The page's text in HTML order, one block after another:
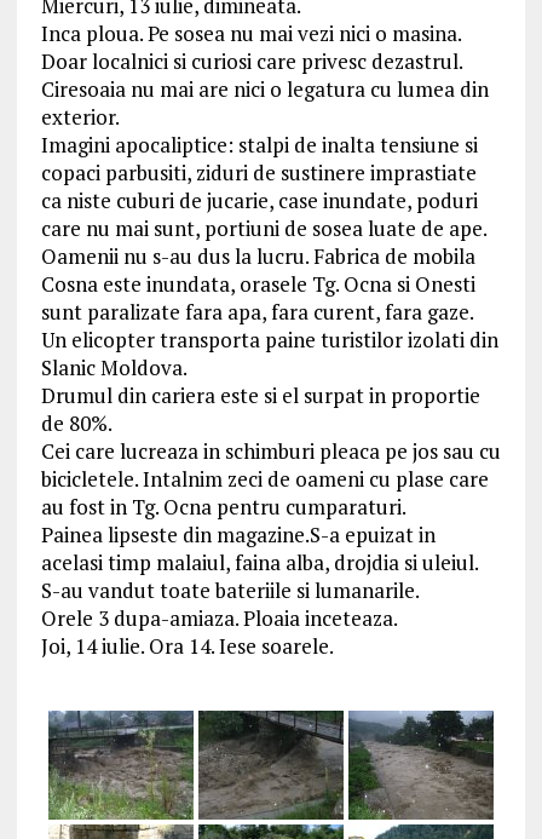
Inca ploua. Pe sosea nu mai vezi nici o masina.
Doar localnici si curiosi care privesc dezastrul.
Ciresoaia nu mai are nici o legatura cu lumea din
exterior.
Imagini apocaliptice: stalpi de inalta tensiune si
copaci parbusiti, ziduri de sustinere imprastiate
ca niste cuburi de jucarie, case inundate, poduri
care nu mai sunt, portiuni de sosea luate de ape.
Oamenii nu s-au dus la lucru. Fabrica de mobila
Cosna este inundata, orasele Tg. Ocna si Onesti
sunt paralizate fara apa, fara curent, fara gaze.
Un elicopter transporta paine turistilor izolati din
Slanic Moldova.
Drumul din cariera este si el surpat in proportie
de 80%.
Cei care lucreaza in schimburi pleaca pe jos sau cu
bicicletele. Intalnim zeci de oameni cu plase care
au fost in Tg. Ocna pentru cumparaturi.
Painea lipseste din magazine.S-a epuizat in
acelasi timp malaiul, faina alba, drojdia si uleiul.
S-au vandut toate bateriile si lumanarile.
Orele 3 dupa-amiaza. Ploaia inceteaza.
Joi, 14 iulie. Ora 14. Iese soarele.